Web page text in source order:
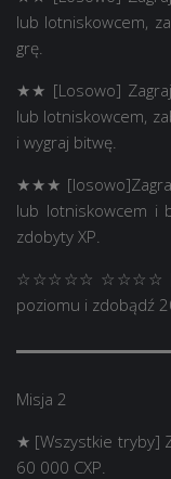
lub lotniskowcem,
grę.
★★ [Losowo] Zagraj
lub lotniskowcem,
i wygraj bitwę.
★★★ [losowo]Zagraj
lub lotniskowcem i
zdobyty XP.
☆☆☆☆☆ ☆☆☆☆
poziomu i zdobądź
Misja 2
★ [Wszystkie tryby]
60 000 CXP.